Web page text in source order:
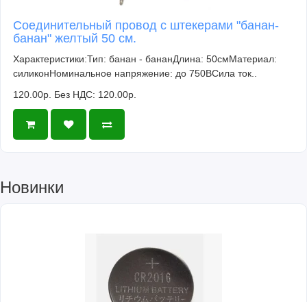
Соединительный провод с штекерами "банан-
банан" желтый 50 см.
Характеристики:Тип: банан - бананДлина: 50смМатериал:
силиконНоминальное напряжение: до 750ВСила ток..
120.00р. Без НДС: 120.00р.
Новинки